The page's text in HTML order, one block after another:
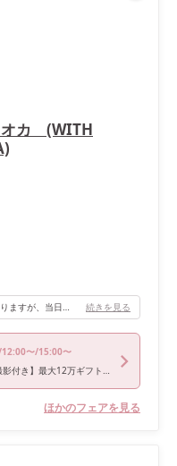
オカ (WITH
最大130名着座できる広さの会場と説明がありますが、当日は82名のゲストの方にご列席いただき、一人ひとりの顔がちょうど分かる広さの披露宴会場でした。ゲストと距離がちかく、動線はしっかりと確保されたいので、結婚披露宴を心から楽しむことができました。 続きを見る
〜/15:00〜
8/8限定【プロカメラマン記念撮影付き】最大12万ギフト付フェア
ほかのフェアを見る